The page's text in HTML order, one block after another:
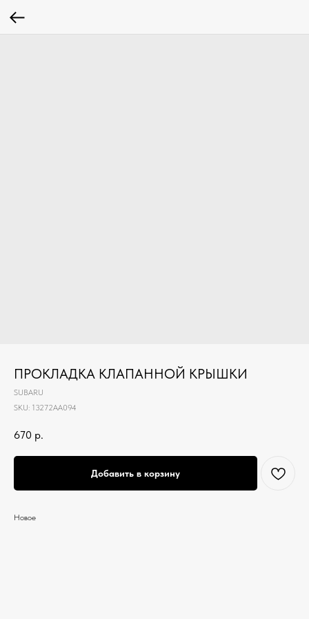
ПРОКЛАДКА КЛАПАННОЙ КРЫШКИ
SUBARU
SKU: 13272AA094
670 р.
Добавить в корзину
Новое